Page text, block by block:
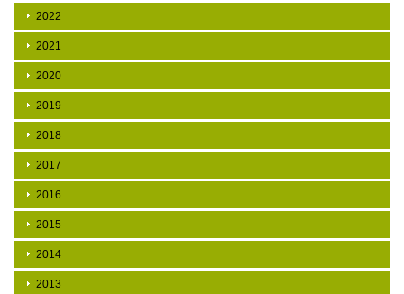
2022
2021
2020
2019
2018
2017
2016
2015
2014
2013